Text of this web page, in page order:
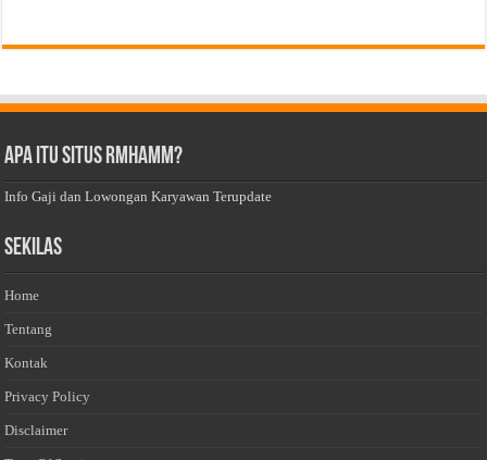
Apa Itu Situs Rmhamm?
Info Gaji dan Lowongan Karyawan Terupdate
Sekilas
Home
Tentang
Kontak
Privacy Policy
Disclaimer